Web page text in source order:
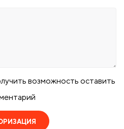
возможность оставить